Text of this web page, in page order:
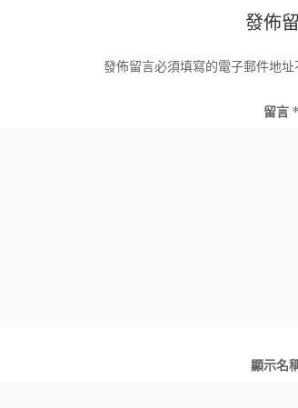
發佈
發佈留言必須填寫的電子郵件地址
留言 *
顯示名